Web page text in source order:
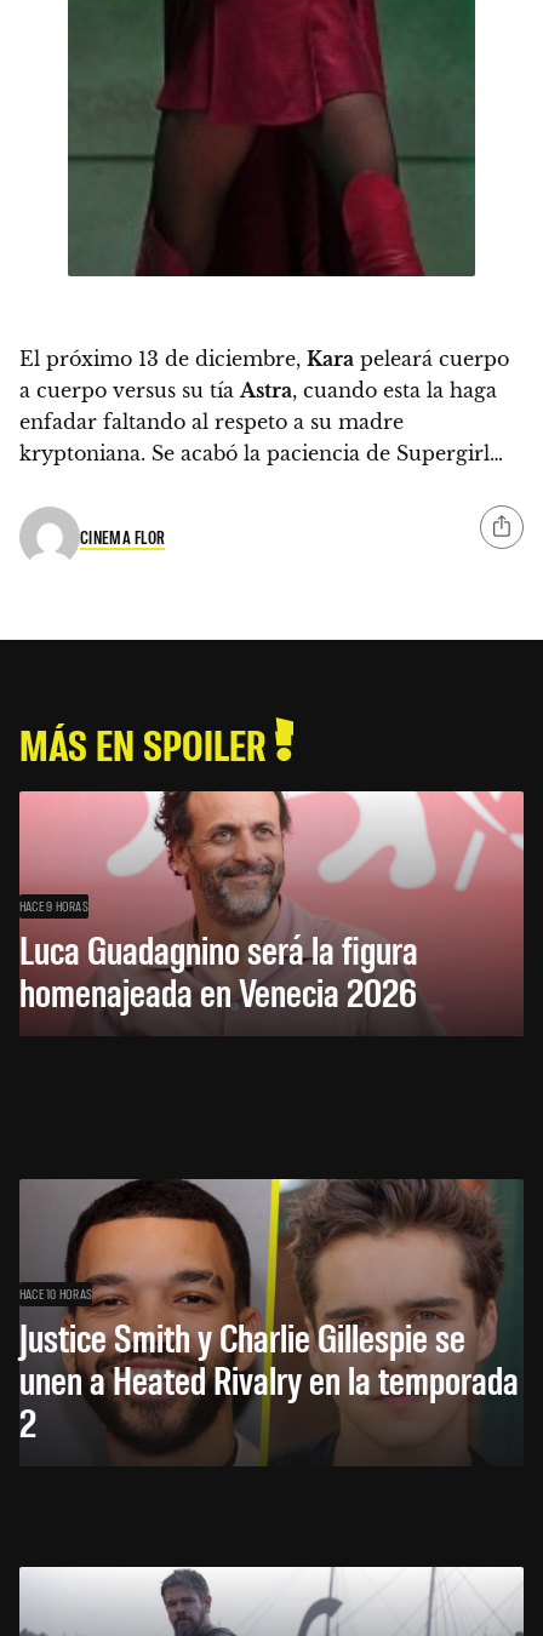
El próximo 13 de diciembre, Kara peleará cuerpo
a cuerpo versus su tíaAstra, cuando esta la haga
enfadar faltando al respeto a su madre
kryptoniana. Se acabó la paciencia de Supergirl…
CINEMA FLOR
MÁS EN SPOILER
HACE 9 HORAS
Luca Guadagnino será la figura
homenajeada en Venecia 2026
HACE 10 HORAS
Justice Smith y Charlie Gillespie se
unen a Heated Rivalry en la temporada
2